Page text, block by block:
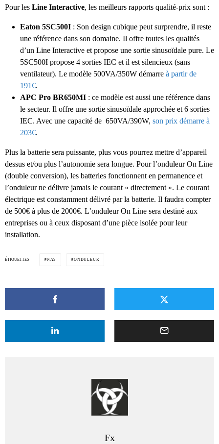
Pour les Line Interactive, les meilleurs rapports qualité-prix sont :
Eaton 5SC500I : Son design cubique peut surprendre, il reste
une référence dans son domaine. Il offre toutes les qualités
d’un Line Interactive et propose une sortie sinusoïdale pure. Le
5SC500I propose 4 sorties IEC et il est silencieux (sans
ventilateur). Le modèle 500VA/350W démarre à partir de
191€.
APC Pro BR650MI : ce modèle est aussi une référence dans
le secteur. Il offre une sortie sinusoïdale approchée et 6 sorties
IEC. Avec une capacité de 650VA/390W, son prix démarre à
203€.
Plus la batterie sera puissante, plus vous pourrez mettre d’appareil
dessus et/ou plus l’autonomie sera longue. Pour l’onduleur On Line
(double conversion), les batteries fonctionnent en permanence et
l’onduleur ne délivre jamais le courant « directement ». Le courant
électrique est constamment délivré par la batterie. Il faudra compter
de 500€ à plus de 2000€. L’onduleur On Line sera destiné aux
entreprises ou à ceux disposant d’une pièce isolée pour leur
installation.
ÉTIQUETTES NAS ONDULEUR
Fx